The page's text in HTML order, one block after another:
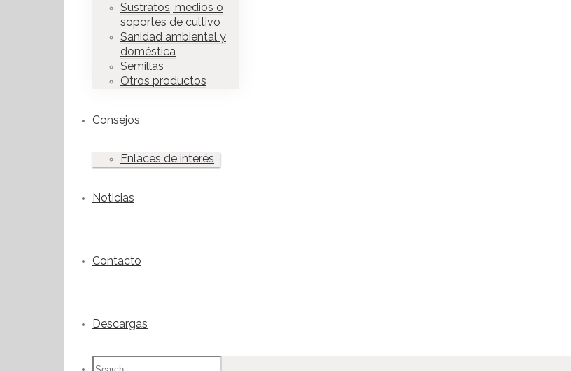
Sustratos, medios o
soportes de cultivo
Sanidad ambiental y
doméstica
Semillas
Otros productos
Consejos
Enlaces de interés
Noticias
Contacto
Descargas